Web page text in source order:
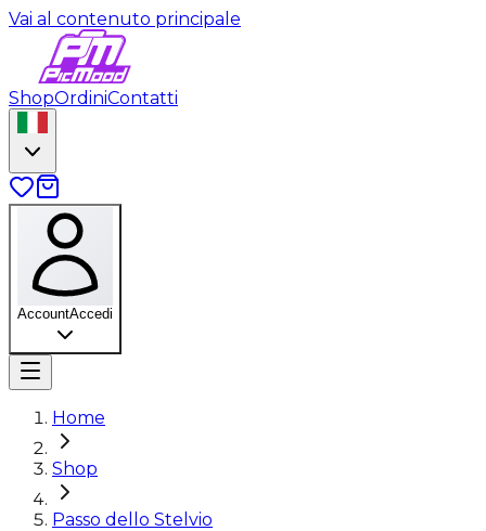
Vai al contenuto principale
ShopOrdiniContatti
AccountAccedi
Home
Shop
Passo dello Stelvio